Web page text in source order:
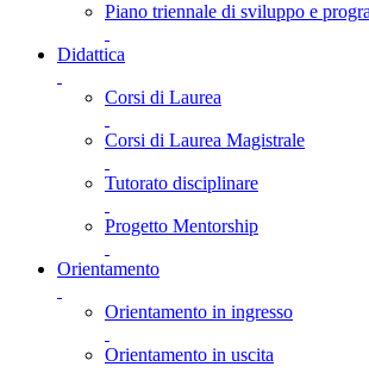
Piano triennale di sviluppo e
Didattica
Corsi di Laurea
Corsi di Laurea Magistrale
Tutorato disciplinare
Progetto Mentorship
Orientamento
Orientamento in ingresso
Orientamento in uscita